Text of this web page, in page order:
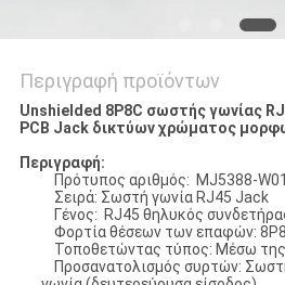
Περιγραφή προϊόντων
Unshielded 8P8C σωστής γωνίας
PCB Jack δικτύων χρώματος
Περιγραφή:
Πρότυπος αριθμός: MJ5388-
Σειρά: Σωστή γωνία RJ45 Jack
Γένος: RJ45 θηλυκός
Φορτία θέσεων των επαφών:
Τοποθετώντας τύπος: Μέσω
Προσανατολισμός συρτών: